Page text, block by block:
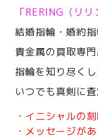
「RERING（リリ
結婚指輪・婚約
貴金属の買取専門
指輪を知り尽く
いつでも真剣に査
・イニシャルの
・メッセージが